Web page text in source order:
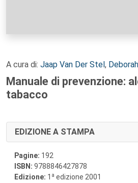
A cura di: Jaap Van Der Stel,
Manuale di prevenzione:
tabacco
EDIZIONE A STAMPA
Pagine: 192
ISBN: 9788846427878
Edizione: 1 a edizione 2001